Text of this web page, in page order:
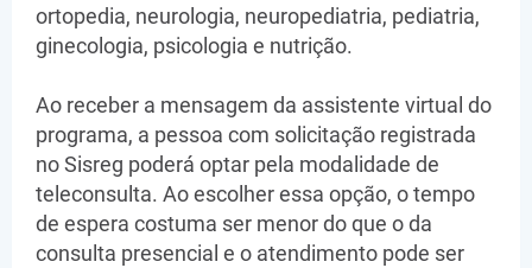
ortopedia, neurologia, neuropediatria, pediatria,
ginecologia, psicologia e nutrição.
Ao receber a mensagem da assistente virtual do
programa, a pessoa com solicitação registrada
no Sisreg poderá optar pela modalidade de
teleconsulta. Ao escolher essa opção, o tempo
de espera costuma ser menor do que o da
consulta presencial e o atendimento pode ser